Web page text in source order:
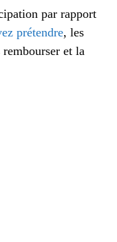
par rapport
prétendre, les
et la